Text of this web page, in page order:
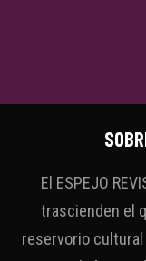
El ESPEJO
trascienden el
reservorio